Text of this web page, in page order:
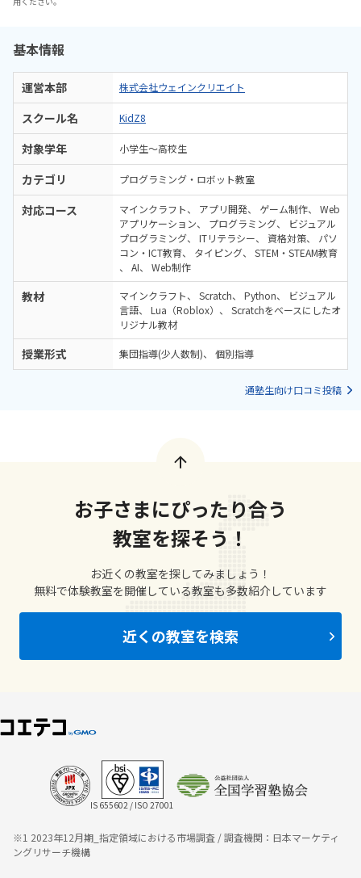
基本情報
運営本部 株式会社ウェインクリエイト
スクール名 KidZ8
対象学年 小学生～高校生
カテゴリ プログラミング・ロボット教室
対応コース マインクラフト アプリ開発 ゲーム制作
Web
アプリケーション
プログラミング
ビジュアル
プログラミング
ITリテラシー 資格対策
パソ
コン・ICT教育
タイピング
STEM・STEAM教育
AI
Web制作
教材 マインクラフト Scratch Python
ビジュアル
言語
Lua（Roblox）
Scratchをベースにしたオ
リジナル教材
授業形式 集団指導(少人数制) 個別指導
通塾生向け口コミ投稿
お子さまにぴったり合う
教室を探そう！
お近くの教室を探してみましょう！
無料で体験教室を開催している教室も多数紹介しています
近くの教室を検索
IS 655602 / ISO 27001
※1 2023年12月期_指定領域における市場調査 / 調査機関：日本マーケティ
ングリサーチ機構